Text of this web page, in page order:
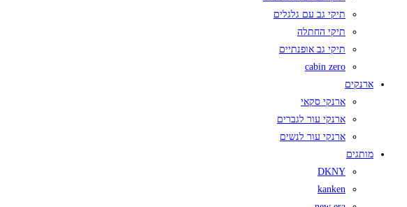
תיקי גב עם גלגלים
תיקי החתלה
תיקי גב אופנתיים
cabin zero
ארנקים
ארנקי סקאי
ארנקי עור לגברים
ארנקי עור לנשים
מותגים
DKNY
kanken